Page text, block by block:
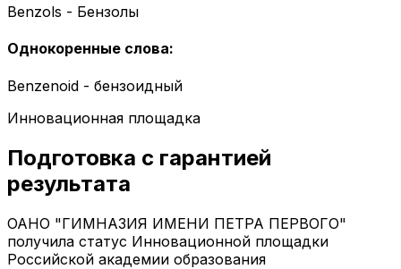
Benzols - Бензолы
Однокоренные слова:
Benzenoid - бензоидный
Инновационная площадка
Подготовка с гарантией
результата
ОАНО "ГИМНАЗИЯ ИМЕНИ ПЕТРА ПЕРВОГО"
получила статус Инновационной площадки
Российской академии образования